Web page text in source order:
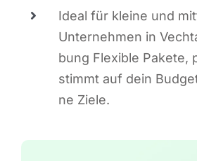
Ide­al für klei­ne und
Unter­neh­men in
bung Fle­xi­ble
stimmt auf dein
ne Ziele.